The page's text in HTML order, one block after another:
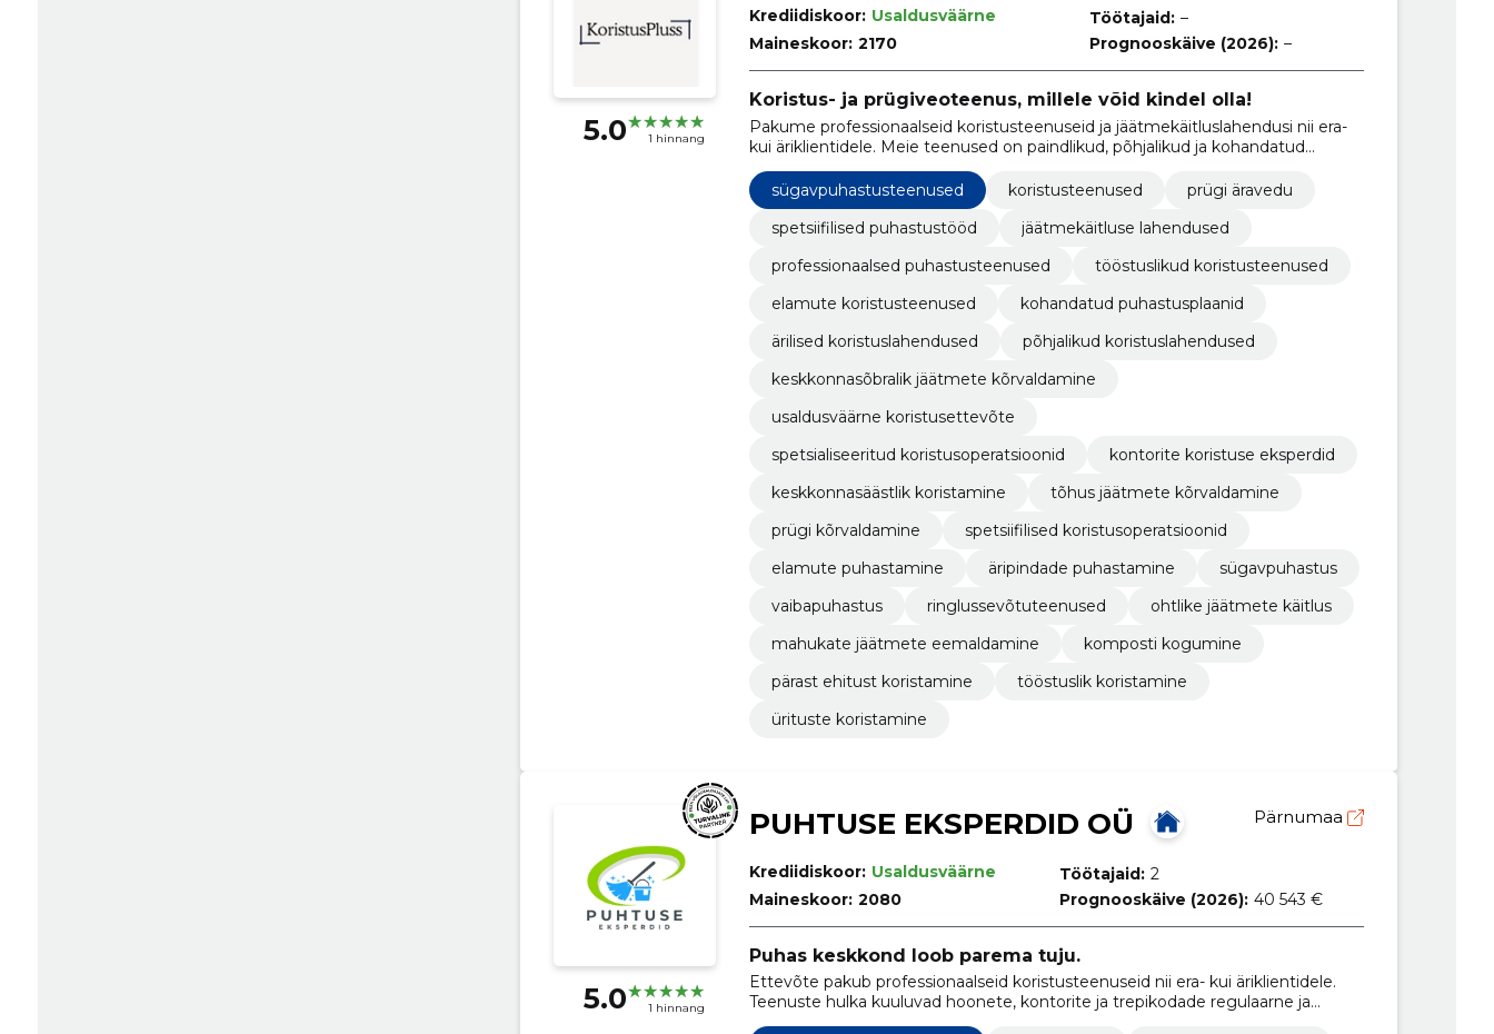
5.0 1 hinnang
Krediidiskoor: Usaldusväärne
Maineskoor: 2170
Töötajaid: –
Prognooskäive (2026): –
Koristus- ja prügiveoteenus, millele võid kindel olla!
Pakume professionaalseid koristusteenuseid ja jäätmekäitluslahendusi nii era-
kui äriklientidele. Meie teenused on paindlikud, põhjalikud ja kohandatud
sügavpuhastusteenused
koristusteenused
prügi äravedu
spetsiifilised puhastustööd
jäätmekäitluse lahendused
professionaalsed puhastusteenused
tööstuslikud koristusteenused
elamute koristusteenused
kohandatud puhastusplaanid
ärilised koristuslahendused
põhjalikud koristuslahendused
keskkonnasõbralik jäätmete kõrvaldamine
usaldusväärne koristusettevõte
spetsialiseeritud koristusoperatsioonid
kontorite koristuse eksperdid
keskkonnasäästlik koristamine
tõhus jäätmete kõrvaldamine
prügi kõrvaldamine
spetsiifilised koristusoperatsioonid
elamute puhastamine
äripindade puhastamine
sügavpuhastus
vaibapuhastus
ringlussevõtuteenused
ohtlike jäätmete käitlus
mahukate jäätmete eemaldamine
komposti kogumine
pärast ehitust koristamine
tööstuslik koristamine
ürituste koristamine
5.0 1 hinnang
PUHTUSE EKSPERDID OÜ Pärnumaa
Krediidiskoor: Usaldusväärne
Maineskoor: 2080
Töötajaid: 2
Prognooskäive (2026): 40 543 €
Puhas keskkond loob parema tuju.
Ettevõte pakub professionaalseid koristusteenuseid nii era- kui äriklientidele.
Teenuste hulka kuuluvad hoonete, kontorite ja trepikodade regulaarne ja
sügavpuhastus.